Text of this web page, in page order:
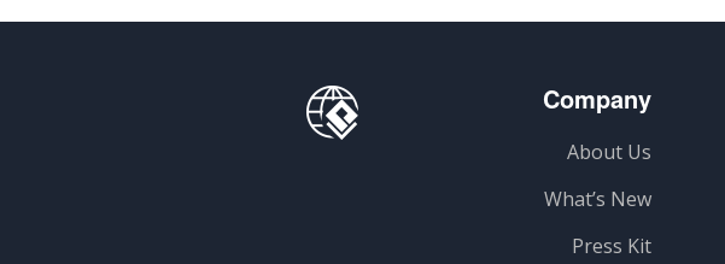
Company
About Us
What’s New
Press Kit